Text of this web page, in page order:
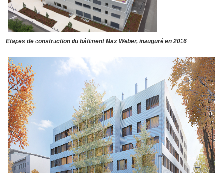
Étapes de construction du bâtiment Max Weber, inauguré en 2016